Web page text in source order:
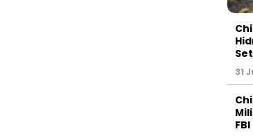
31
FBI